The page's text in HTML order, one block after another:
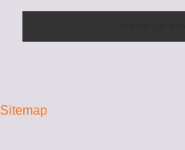
Sitemap